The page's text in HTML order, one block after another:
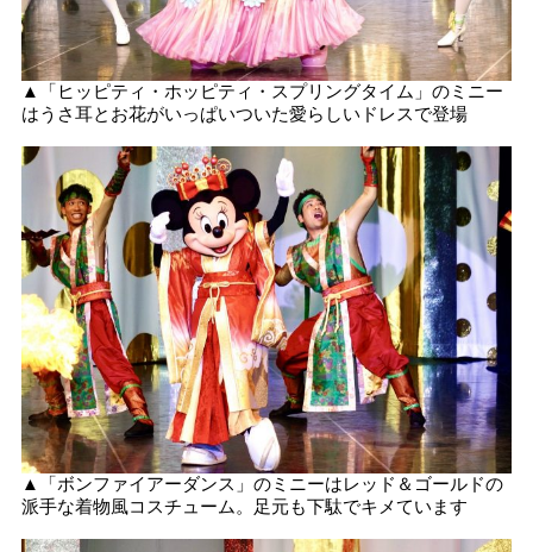
▲「ヒッピティ・ホッピティ・スプリングタイム」のミニー
はうさ耳とお花がいっぱいついた愛らしいドレスで登場
▲「ボンファイアーダンス」のミニーはレッド＆ゴールドの
派手な着物風コスチューム。足元も下駄でキメています